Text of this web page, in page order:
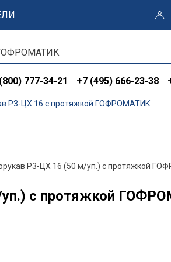
777-34-21 +7 (495) 666-23-38
Р3-ЦХ 16 с протяжкой ГОФРОМАТИК
Р3-ЦХ 16 (50 м/уп.) с протяжкой
с протяжкой